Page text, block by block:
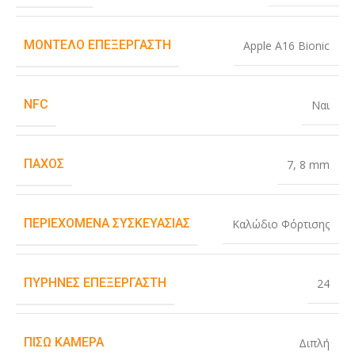
ΜΟΝΤΈΛΟ ΕΠΕΞΕΡΓΑΣΤΉ Apple A16 Bionic
NFC Ναι
ΠΆΧΟΣ 7, 8 mm
ΠΕΡΙΕΧΌΜΕΝΑ ΣΥΣΚΕΥΑΣΊΑΣ Καλώδιο Φόρτισης
ΠΥΡΉΝΕΣ ΕΠΕΞΕΡΓΑΣΤΉ 24
ΠΊΣΩ ΚΆΜΕΡΑ Διπλή